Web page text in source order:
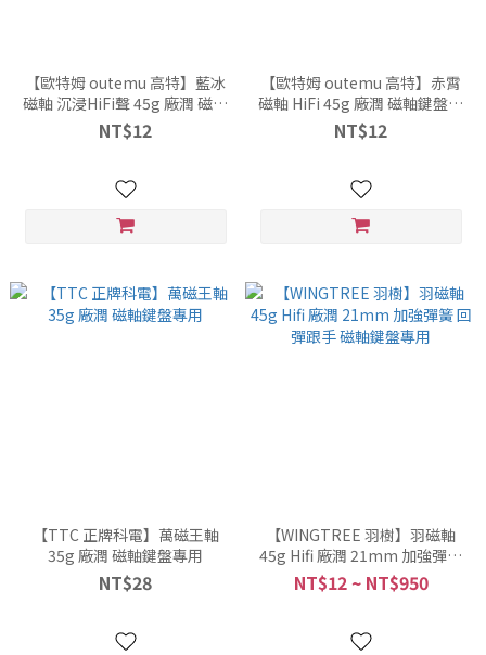
【歐特姆 outemu 高特】藍冰
磁軸 沉浸HiFi聲 45g 廠潤 磁軸
鍵盤專用
NT$12
【歐特姆 outemu 高特】赤霄
磁軸 HiFi 45g 廠潤 磁軸鍵盤專
用
NT$12
【TTC 正牌科電】萬磁王軸
35g 廠潤 磁軸鍵盤專用
NT$28
【WINGTREE 羽樹】羽磁軸
45g Hifi 廠潤 21mm 加強彈簧
回彈跟手 磁軸鍵盤專用
NT$12 ~ NT$950